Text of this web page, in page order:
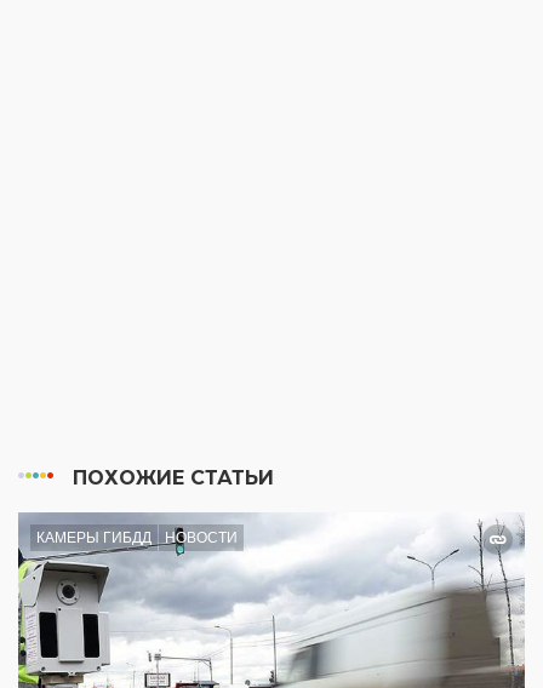
ПОХОЖИЕ СТАТЬИ
КАМЕРЫ ГИБДД НОВОСТИ